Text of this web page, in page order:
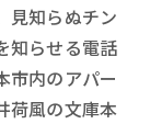
見知らぬチン
知らせる電話
市内のアパー
荷風の文庫本